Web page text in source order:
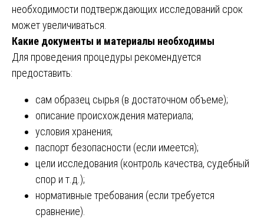
необходимости подтверждающих исследований срок
может увеличиваться.
Какие документы и материалы необходимы
Для проведения процедуры рекомендуется
предоставить:
сам образец сырья (в достаточном объеме);
описание происхождения материала;
условия хранения;
паспорт безопасности (если имеется);
цели исследования (контроль качества, судебный
спор и т.д.);
нормативные требования (если требуется
сравнение).